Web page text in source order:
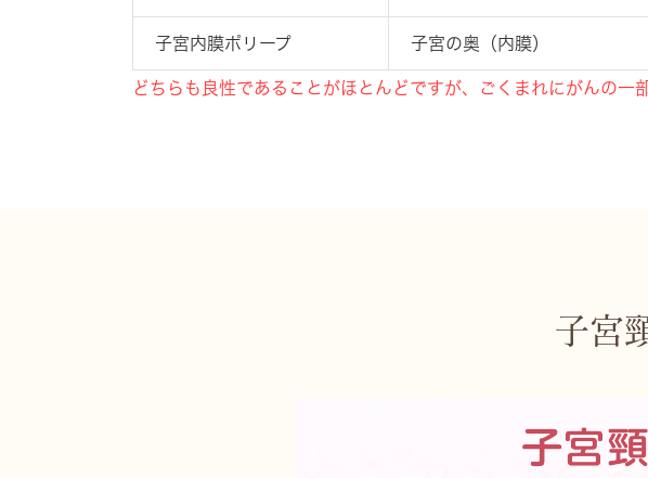
子宮内膜ポリープ 子宮の奥（内膜）
どちらも良性であることがほとんどですが、ごくまれにがんの一
子宮